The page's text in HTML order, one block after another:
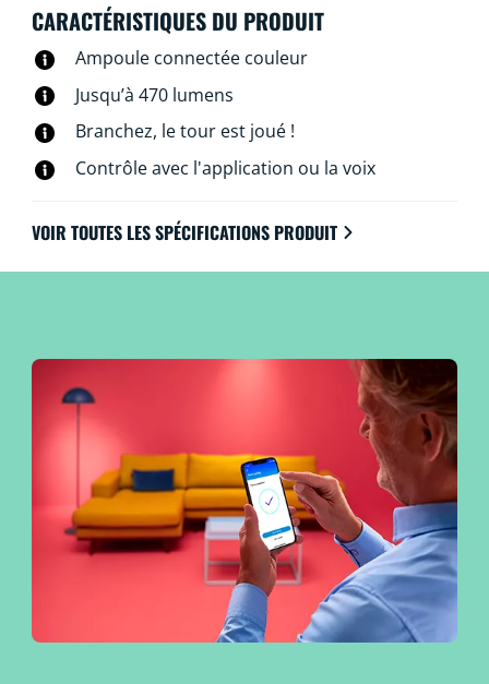
Wi-Fi et l’application WiZ, la télécommande WiZ
associée ou à la voix.
CARACTÉRISTIQUES DU PRODUIT
Ampoule connectée couleur
Jusqu’à 470 lumens
Branchez, le tour est joué !
Contrôle avec l'application ou la voix
VOIR TOUTES LES SPÉCIFICATIONS PRODUIT